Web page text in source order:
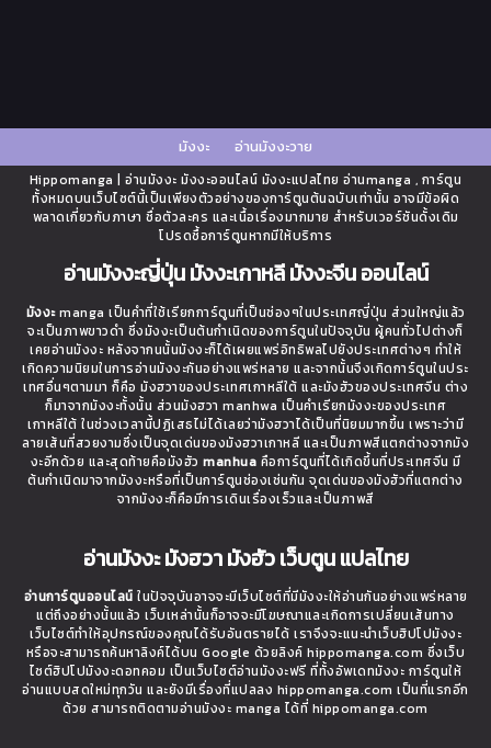
มังงะ อ่านมังงะวาย
Hippomanga | อ่านมังงะ มังงะออนไลน์ มังงะแปลไทย อ่านmanga , การ์ตูน
ทั้งหมดบนเว็บไซต์นี้เป็นเพียงตัวอย่างของการ์ตูนต้นฉบับเท่านั้น อาจมีข้อผิด
พลาดเกี่ยวกับภาษา ชื่อตัวละคร และเนื้อเรื่องมากมาย สำหรับเวอร์ชันดั้งเดิม
โปรดซื้อการ์ตูนหากมีให้บริการ
อ่านมังงะญี่ปุ่น มังงะเกาหลี มังงะจีน ออนไลน์
มังงะmanga เป็นคำที่ใช้เรียกการ์ตูนที่เป็นช่องๆในประเทศญี่ปุ่น ส่วนใหญ่แล้ว
จะเป็นภาพขาวดำ ซึ่งมังงะเป็นต้นกำเนิดของการ์ตูนในปัจจุบัน ผู้คนทั่วไปต่างก็
เคยอ่านมังงะ หลังจากนนั้นมังงะก็ได้เผยแพร่อิทธิพลไปยังประเทศต่างๆ ทำให้
เกิดความนิยมในการอ่านมังงะกันอย่างแพร่หลาย และจากนั้นจึงเกิดการ์ตูนในประ
เทศอื่นๆตามมา ก็คือ มังฮวาของประเทศเกาหลีใต้ และมังฮัวของประเทศจีน ต่าง
ก็มาจากมังงะทั้งนั้น ส่วนมังฮวา manhwa เป็นคำเรียกมังงะของประเทศ
เกาหลีใต้ ในช่วงเวลานี้ปฏิเสธไม่ได้เลยว่ามังฮวาได้เป็นที่นิยมมากขึ้น เพราะว่ามี
ลายเส้นที่สวยงามซึ่งเป็นจุดเด่นของมังฮวาเกาหลี และเป็นภาพสีแตกต่างจากมัง
งะอีกด้วย และสุดท้ายคือมังฮัว manhua คือการ์ตูนที่ได้เกิดขึ้นที่ประเทศจีน มี
ต้นกำเนิดมาจากมังงะหรือที่เป็นการ์ตูนช่องเช่นกัน จุดเด่นของมังฮัวที่แตกต่าง
จากมังงะก็คือมีการเดินเรื่องเร็วและเป็นภาพสี
อ่านมังงะ มังฮวา มังฮัว เว็บตูน แปลไทย
อ่านการ์ตูนออนไลน์ ในปัจจุบันอาจจะมีเว็บไซต์ที่มีมังงะให้อ่านกันอย่างแพร่หลาย
แต่ถึงอย่างนั้นแล้ว เว็บเหล่านั้นก็อาจจะมีโฆษณาและเกิดการเปลี่ยนเส้นทาง
เว็บไซต์ทำให้อุปกรณ์ของคุณได้รับอันตรายได้ เราจึงจะแนะนำเว็บฮิปโปมังงะ
หรือจะสามารถค้นหาลิงค์ได้บน Google ด้วยลิงค์ hippomanga.com ซึ่งเว็บ
ไซต์ฮิปโปมังงะดอทคอม เป็นเว็บไซต์อ่านมังงะฟรี ที่ทั้งอัพเดทมังงะ การ์ตูนให้
อ่านแบบสดใหม่ทุกวัน และยังมีเรื่องที่แปลลง hippomanga.com เป็นที่แรกอีก
ด้วย สามารถติดตามอ่านมังงะ manga ได้ที่ hippomanga.com